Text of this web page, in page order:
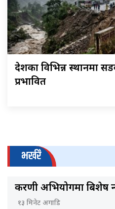
देशका विभिन्न स्थानमा
प्रभावित
भर्खरै
करणी अभियोगमा बिशेष
१३ मिनेट अगाडि